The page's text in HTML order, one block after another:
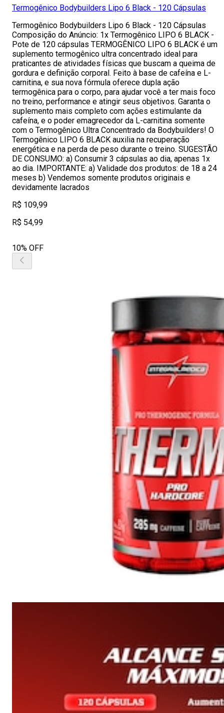
Termogênico Bodybuilders Lipo 6 Black - 120 Cápsulas
Termogênico Bodybuilders Lipo 6 Black - 120 Cápsulas
Composição do Anúncio: 1x Termogênico LIPO 6 BLACK -
Pote de 120 cápsulas TERMOGÊNICO LIPO 6 BLACK é um
suplemento termogênico ultra concentrado ideal para
praticantes de atividades físicas que buscam a queima de
gordura e definição corporal. Feito à base de cafeína e L-
carnitina, e sua nova fórmula oferece dupla ação
termogênica para o corpo, para ajudar você a ter mais foco
no treino, performance e atingir seus objetivos. Garanta o
suplemento mais completo com ações estimulante da
cafeína, e o poder emagrecedor da L-carnitina somente
com o Termogênico Ultra Concentrado da Bodybuilders! O
Termogênico LIPO 6 BLACK auxilia na recuperação
energética e na perda de peso durante o treino. SUGESTÃO
DE CONSUMO: a) Consumir 3 cápsulas ao dia, apenas 1x
ao dia. IMPORTANTE: a) Validade dos produtos: de 18 a 24
meses b) Vendemos somente produtos originais e
devidamente lacrados
R$ 109,99
R$ 54,99
10% OFF